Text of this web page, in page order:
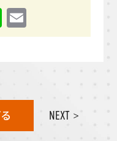
Line
NEXT >